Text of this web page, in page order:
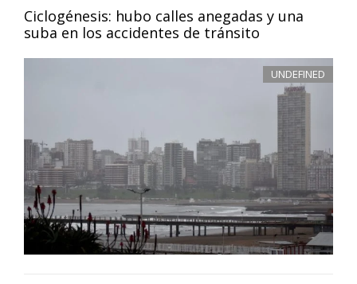
Ciclogénesis: hubo calles anegadas y una
suba en los accidentes de tránsito
UNDEFINED